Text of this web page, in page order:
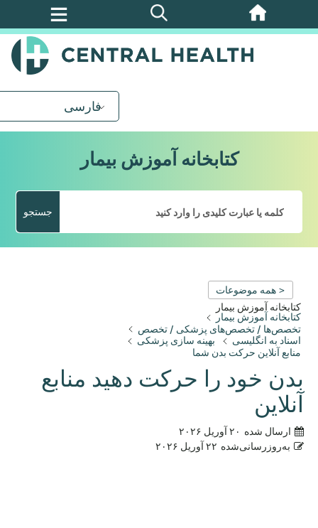
پرش
فارسی
کتابخانه آموزش بیمار
جستجو
< همه موضوعات
کتابخانه آموزش بیمار
کتابخانه آموزش بیمار
تخصص‌ها / تخصص‌های پزشکی / تخصص
اسناد به انگلیسی
بهینه سازی پزشکی
منابع آنلاین حرکت بدن شما
بدن خود را حرکت دهید منابع
آنلاین
ارسال شده ۲۰ آوریل ۲۰۲۶
به‌روزرسانی‌شده ۲۲ آوریل ۲۰۲۶